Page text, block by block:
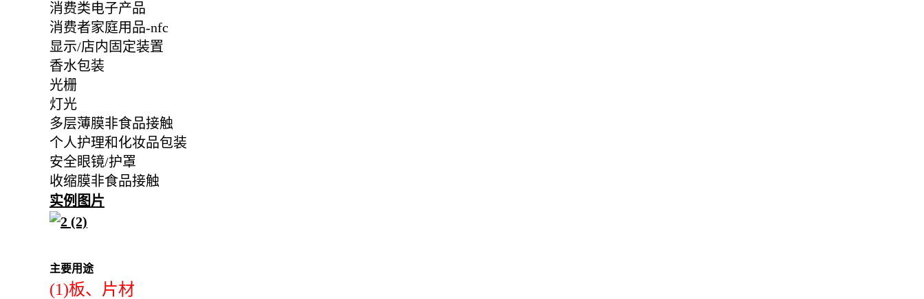
消费类电子产品
消费者家庭用品-nfc
显示/店内固定装置
香水包装
光栅
灯光
多层薄膜非食品接触
个人护理和化妆品包装
安全眼镜/护罩
收缩膜非食品接触
实例图片
主要用途
(1)板、片材